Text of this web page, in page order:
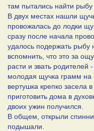
там пытались найти рыбу
В двух местах нашли
провожалась до лодки
сразу после начала
удалось подержать
вспомнить, что это за
расти и звать
молодая щучка грамм на
вертушка крепко засела
приготовить дома в
двоих ужин получился.
В общем, открыли
подышали.